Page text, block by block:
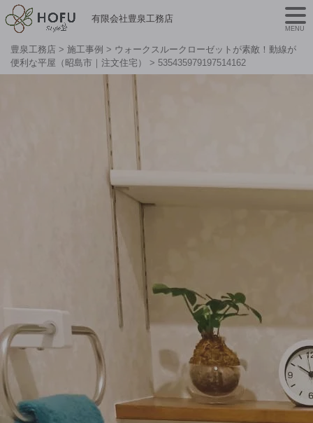
有限会社豊泉工務店
豊泉工務店 > 施工事例 > ウォークスルークローゼットが素敵！動線が
便利な平屋（昭島市｜注文住宅）
> 535435979197514162
MENU